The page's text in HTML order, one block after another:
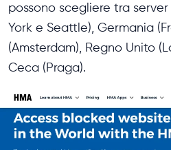
possono scegliere tra
York e Seattle), Germania
(Amsterdam), Regno Unito
Ceca (Praga).